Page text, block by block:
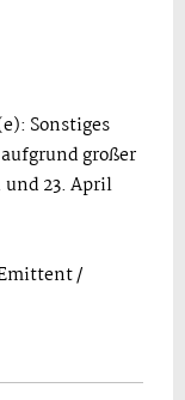
Sonstiges
großer
23. April
/